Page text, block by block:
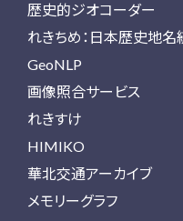
歴史的ジオコーダー
れきちめ：日本歴史地
GeoNLP
画像照合サービス
れきすけ
HIMIKO
華北交通アーカイブ
メモリーグラフ